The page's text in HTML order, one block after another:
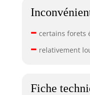
– certains forets
– relativement
Fiche